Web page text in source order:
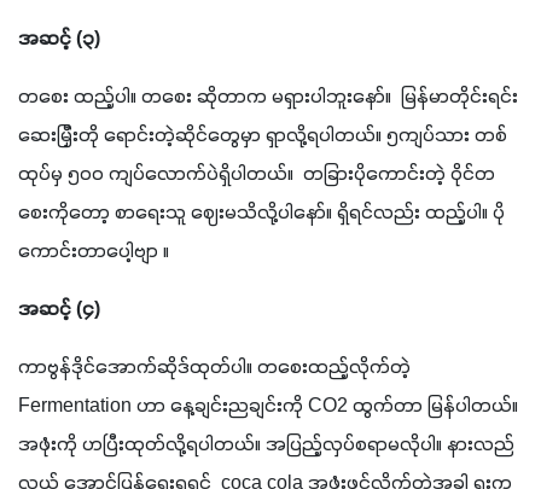
အဆင့် (၃)
တစေး ထည့်ပါ။ တစေး ဆိုတာက မရှားပါဘူးနော်။  မြန်မာတိုင်းရင်း
ဆေးမြှီးတို ရောင်းတဲ့ဆိုင်တွေမှာ ရှာလို့ရပါတယ်။ ၅ကျပ်သား တစ်
ထုပ်မှ ၅၀၀ ကျပ်လောက်ပဲရှိပါတယ်။  တခြားပိုကောင်းတဲ့ ဝိုင်တ
စေးကိုတော့ စာရေးသူ ဈေးမသိလို့ပါနော်။ ရှိရင်လည်း ထည့်ပါ။ ပို
ကောင်းတာပေါ့ဗျာ ။
အဆင့် (၄)
ကာဗွန်ဒိုင်အောက်ဆိုဒ်ထုတ်ပါ။ တစေးထည့်လိုက်တဲ့
Fermentation ဟာ နေ့ချင်းညချင်းကို CO2 ထွက်တာ မြန်ပါတယ်။
အဖုံးကို ဟပြီးထုတ်လို့ရပါတယ်။ အပြည့်လှပ်စရာမလိုပါ။ နားလည်